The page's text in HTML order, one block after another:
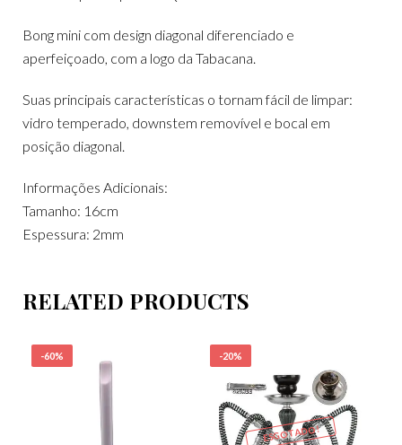
Bong mini com design diagonal diferenciado e
aperfeiçoado, com a logo da Tabacana.
Suas principais características o tornam fácil de limpar:
vidro temperado, downstem removível e bocal em
posição diagonal.
Informações Adicionais:
Tamanho: 16cm
Espessura: 2mm
RELATED PRODUCTS
-60% -20%
ESGOTADO!